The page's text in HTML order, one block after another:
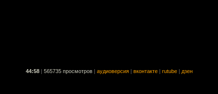
44:58 565735 просмотров аудиоверсия вконтакте rutube дзен